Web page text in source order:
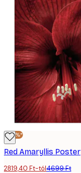
-40%*
Red Amaryllis Poster
2819,40 Ft-tól4699 Ft